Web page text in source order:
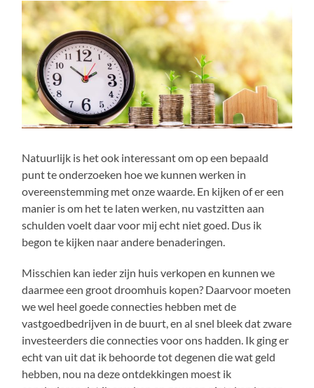
Natuurlijk is het ook interessant om op een bepaald
punt te onderzoeken hoe we kunnen werken in
overeenstemming met onze waarde. En kijken of er een
manier is om het te laten werken, nu vastzitten aan
schulden voelt daar voor mij echt niet goed. Dus ik
begon te kijken naar andere benaderingen.
Misschien kan ieder zijn huis verkopen en kunnen we
daarmee een groot droomhuis kopen? Daarvoor moeten
we wel heel goede connecties hebben met de
vastgoedbedrijven in de buurt, en al snel bleek dat zware
investeerders die connecties voor ons hadden. Ik ging er
echt van uit dat ik behoorde tot degenen die wat geld
hebben, nou na deze ontdekkingen moest ik